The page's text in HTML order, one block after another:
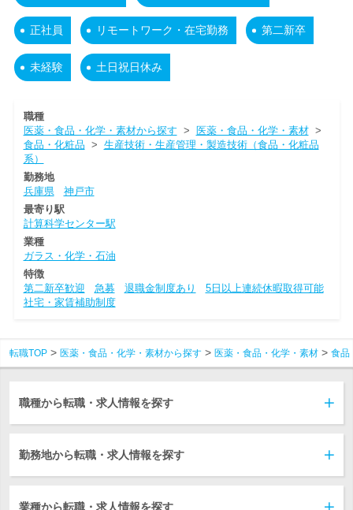
正社員 リモートワーク・在宅勤務 第二新卒
未経験 土日祝日休み
職種
医薬・食品・化学・素材から探す > 医薬・食品・化学・素材>
食品・化粧品 > 生産技術・生産管理・製造技術（食品・化粧品
系）
勤務地
兵庫県
神戸市
最寄り駅
計算科学センター駅
業種
ガラス・化学・石油
特徴
第二新卒歓迎
急募 退職金制度あり
5日以上連続休暇取得可能
社宅・家賃補助制度
転職TOP 医薬・食品・化学・素材から探す 医薬・食品・化学・素材 食品
職種から転職・求人情報を探す
勤務地から転職・求人情報を探す
業種から転職・求人情報を探す